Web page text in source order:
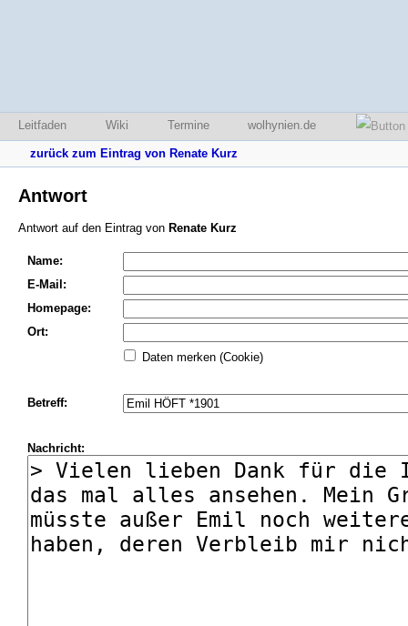
Leitfaden Wiki Termine wolhynien.de
zurück zum Eintrag von Renate Kurz
Antwort
Antwort auf den Eintrag von Renate Kurz
Name:
E-Mail:
Homepage:
Ort:
Daten merken (Cookie)
Betreff:
Nachricht: